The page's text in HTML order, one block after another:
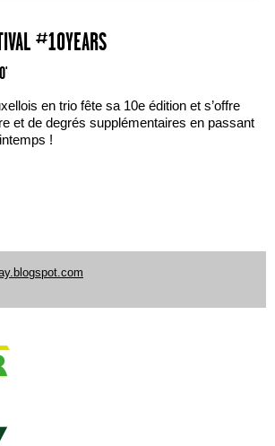
#10YEARS
en trio fête sa 10e édition et s’offre
et de degrés supplémentaires en passant
!